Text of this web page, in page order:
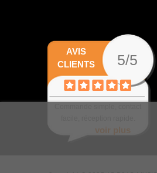
AVIS
CLIENTS
5/5
voir plus